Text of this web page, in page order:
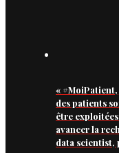
«
des patients
être
avancer la
data scientist,